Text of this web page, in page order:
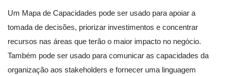
Um Mapa de Capacidades pode ser usado para apoiar a
tomada de decisões, priorizar investimentos e concentrar
recursos nas áreas que terão o maior impacto no negócio.
Também pode ser usado para comunicar as capacidades da
organização aos stakeholders e fornecer uma linguagem